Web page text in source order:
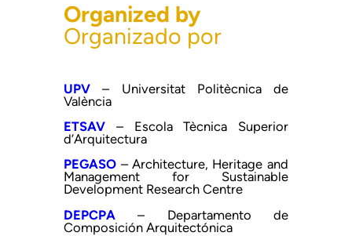
Organized by
Organizado por
UPV – Universitat Politècnica de
València
ETSAV – Escola Tècnica Superior
d’Arquitectura
PEGASO – Architecture, Heritage and
Management for Sustainable
Development Research Centre
DEPCPA – Departamento de
Composición Arquitectónica